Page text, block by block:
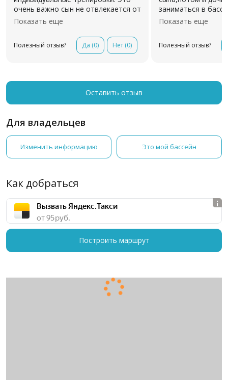
очень важно сын не отвлекается от
занятий на др детей
Замечательный инструктор
Наталья. На первом же сеансе
рассказала структуру занятия.
Расположила к себе ребенка.
Показать еще
Полезный отзыв? Да (0) Нет (0)
заниматься в
нравится. Тренер
приветлива и
занимаемся у нее.
сервис,есть
Показать еще
Полезный отзыв?
Оставить отзыв
Для владельцев
Изменить информацию Это мой бассейн
Как добраться
Вызвать Яндекс.Такси
от 95 руб.
Построить маршрут